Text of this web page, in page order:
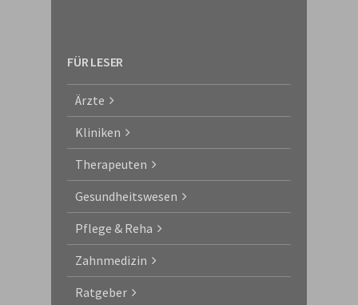
FÜR LESER
Ärzte
Kliniken
Therapeuten
Gesundheitswesen
Pflege & Reha
Zahnmedizin
Ratgeber